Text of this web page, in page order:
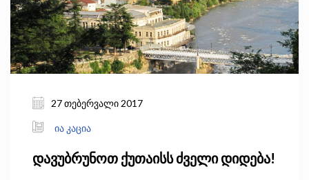
27 თებერვალი 2017
ია კაცია
დავუბრუნოთ ქუთაისს ძველი დიდება!